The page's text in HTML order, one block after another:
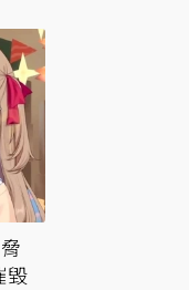
毀